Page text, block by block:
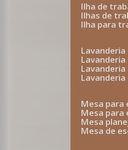
ilha de
ilhas de
ilha para
mesa
mesa
mesa
mesa de